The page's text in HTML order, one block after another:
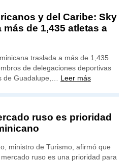
y del Caribe: Sky
de 1,435 atletas a
traslada a más de 1,435
de delegaciones deportivas
de Guadalupe,… Leer más
ruso es prioridad
ministro de Turismo, afirmó que
ruso es una prioridad para